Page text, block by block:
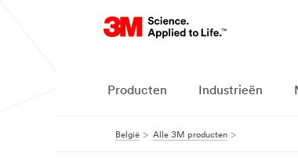
Producten Industrieën
België Alle 3M producten